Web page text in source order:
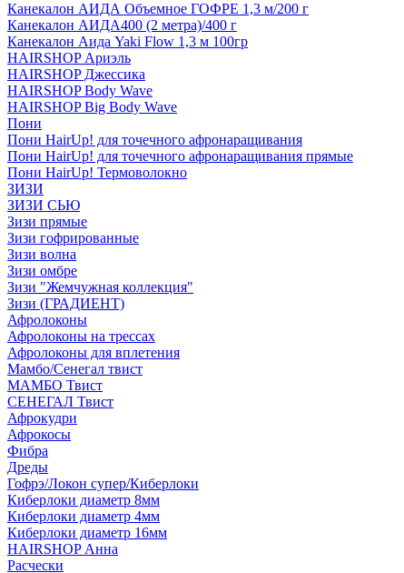
Канекалон АИДА Объемное ГОФРЕ 1,3 м/200 г
Канекалон АИДА400 (2 метра)/400 г
Канекалон Аида Yaki Flow 1,3 м 100гр
HAIRSHOP Ариэль
HAIRSHOP Джессика
HAIRSHOP Body Wave
HAIRSHOP Big Body Wave
Пони
Пони HairUp! для точечного афронаращивания
Пони HairUp! для точечного афронаращивания прямые
Пони HairUp! Термоволокно
ЗИЗИ
ЗИЗИ СЬЮ
Зизи прямые
Зизи гофрированные
Зизи волна
Зизи омбре
Зизи "Жемчужная коллекция"
Зизи (ГРАДИЕНТ)
Афролоконы
Афролоконы на трессах
Афролоконы для вплетения
Мамбо/Сенегал твист
МАМБО Твист
СЕНЕГАЛ Твист
Афрокудри
Афрокосы
Фибра
Дреды
Гофрэ/Локон супер/Киберлоки
Киберлоки диаметр 8мм
Киберлоки диаметр 4мм
Киберлоки диаметр 16мм
HAIRSHOP Анна
Расчески